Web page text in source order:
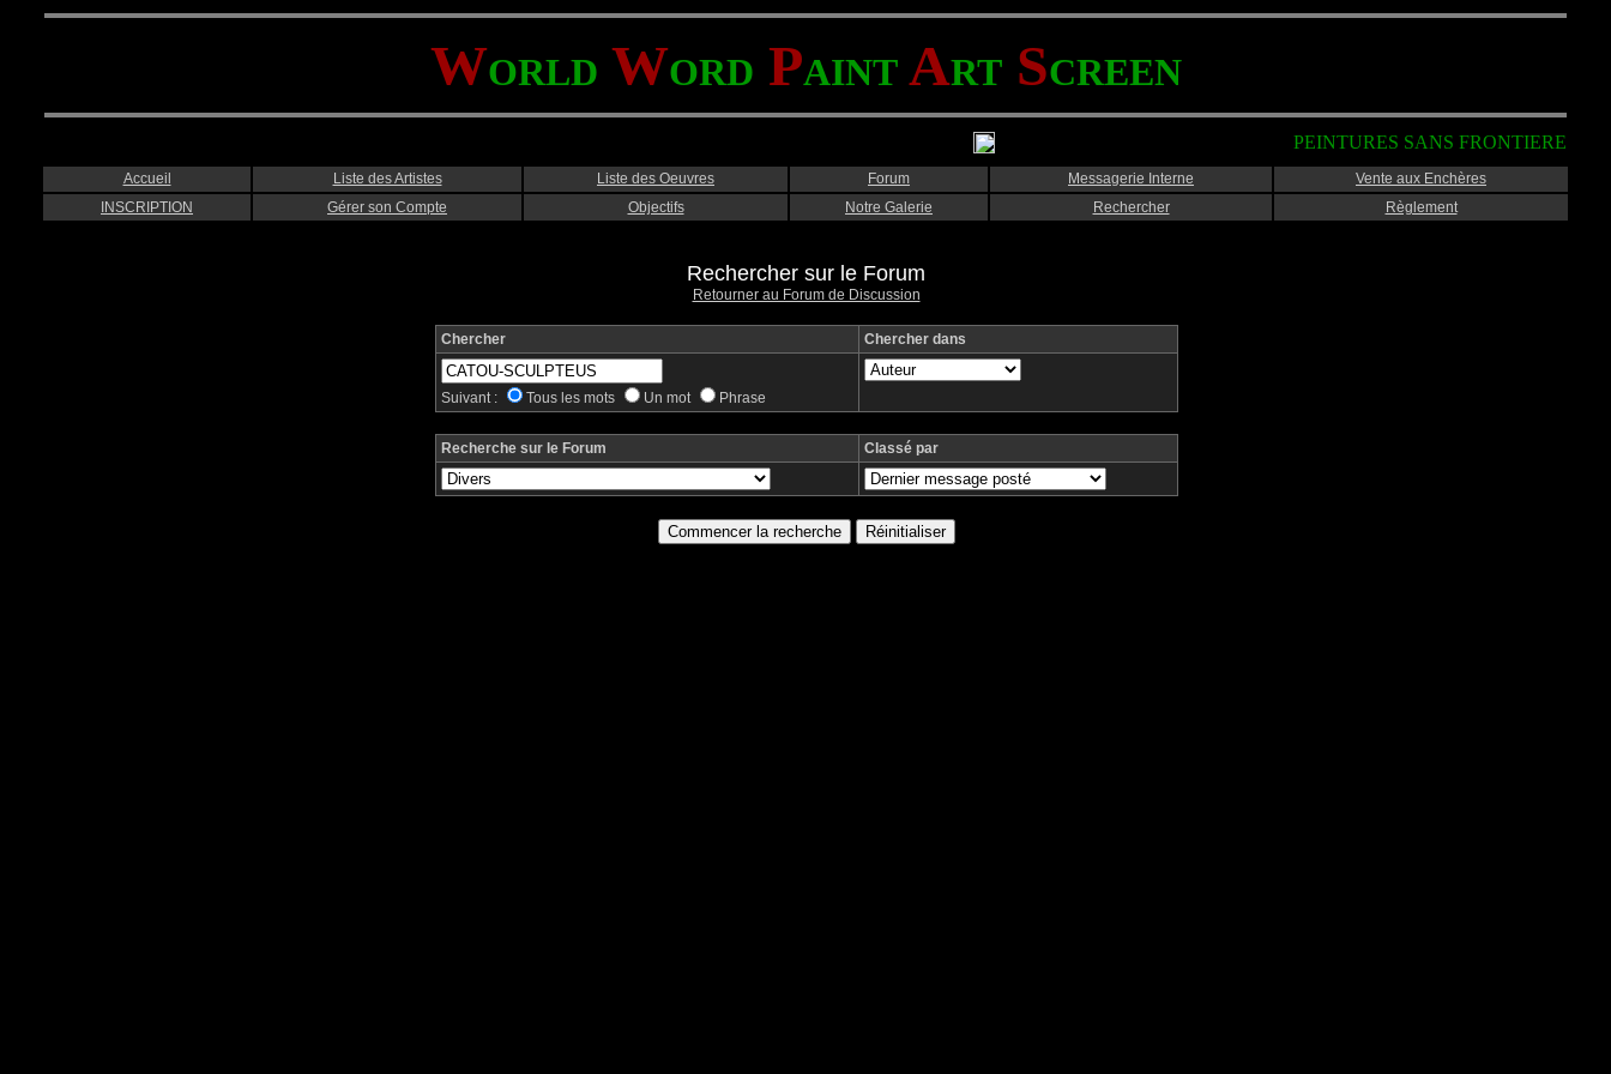
WORLD WORD PAINTARTSCREEN
PEINTURES SANS FRONTIERE
Accueil Liste des Artistes Liste des Oeuvres Forum Messagerie Interne
Vente aux Enchères
INSCRIPTION
Gérer son Compte Objectifs Notre Galerie Rechercher Règlement
Rechercher sur le Forum
Retourner au Forum de Discussion
Chercher Chercher dans
Suivant : Tous les mots Un mot Phrase
Recherche sur le Forum Classé par